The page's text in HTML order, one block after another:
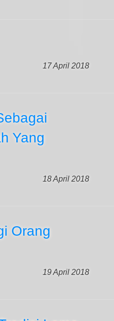
17 April 2018
Yang
18 April 2018
Orang
19 April 2018